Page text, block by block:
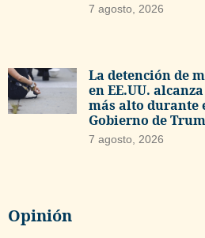
7 agosto, 2026
La detención de
en EE.UU.
más alto durante
Gobierno de
7 agosto, 2026
Opinión